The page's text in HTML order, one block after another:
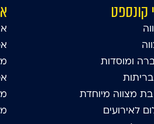
קונספט
ומוסדות
בריתות
מצווה מיוחדת
לאירועים